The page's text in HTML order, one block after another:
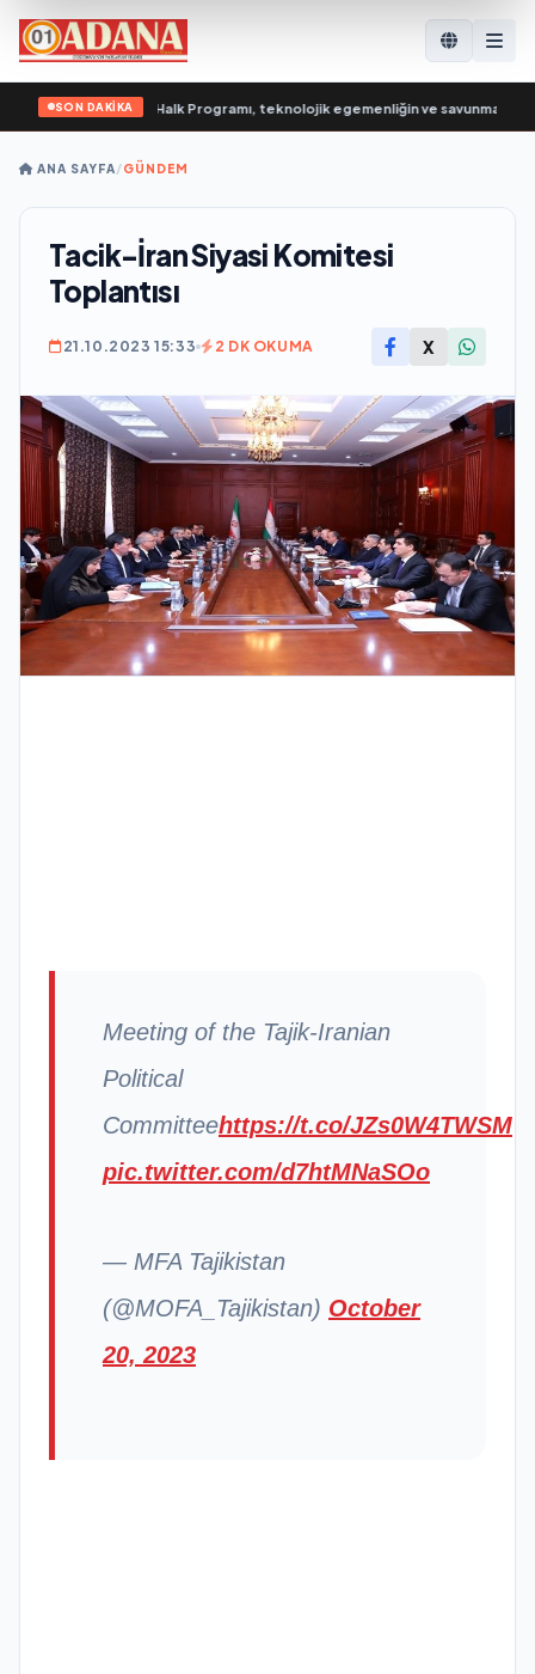
SON DAKİKA
Rusya’nın yeni Halk Programı, teknolojik egemenliğin ve savunma
ANA SAYFA/GÜNDEM
Tacik-İran Siyasi Komitesi
Toplantısı
21.10.2023 15:33 2 DK OKUMA X
Meeting of the Tajik-Iranian
Political
Committeehttps://t.co/JZs0W4TWSM
pic.twitter.com/d7htMNaSOo
— MFA Tajikistan
(@MOFA_Tajikistan) October
20, 2023